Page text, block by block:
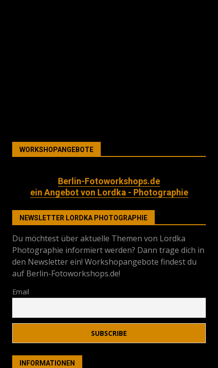
WORKSHOPANGEBOTE
Berlin-Fotoworkshops.de
ein Angebot von Lordka - Photographie
NEWSLETTER LORDKA PHOTOGRAPHIE
Du möchtest über aktuelle Themen von Lordka
Photographie informiert werden? Dann trage dich in
den Newsletter ein! Workshopangebote findest du
auf Berlin-Fotoworkshops.de!
Email
INFORMATIONEN